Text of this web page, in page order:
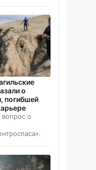
о
погибшей
о